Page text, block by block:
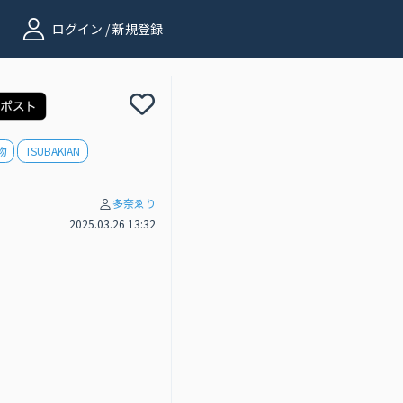
ログイン / 新規登録
TSUBAKIAN
多奈ゑり
2025.03.26 13:32